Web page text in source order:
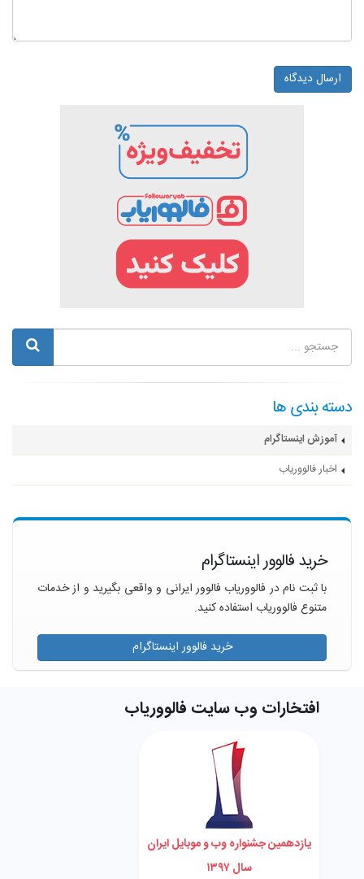
ارسال دیدگاه
دسته بندی ها
آموزش اینستاگرام
اخبار فالووریاب
خرید فالوور اینستاگرام
با ثبت نام در فالووریاب فالوور ایرانی و واقعی بگیرید و از خدمات
متنوع فالووریاب استفاده کنید.
خرید فالوور اینستاگرام
افتخارات وب سایت فالووریاب
یازدهمین جشنواره وب و موبایل ایران
سال ۱۳۹۷